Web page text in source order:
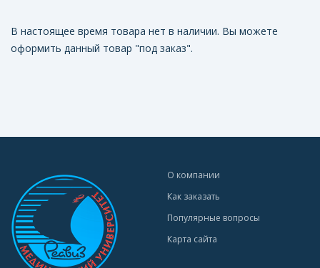
В настоящее время товара нет в наличии. Вы можете
оформить данный товар "под заказ".
О компании
Как заказать
Популярные вопросы
Карта сайта